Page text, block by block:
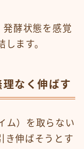
発酵状態を感覚
ます。
なく伸ばす
ム）を取らない
き伸ばそうとす